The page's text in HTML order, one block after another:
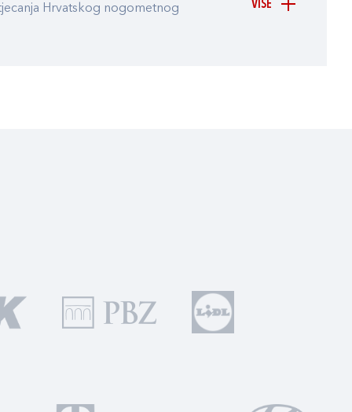
VIŠE
Hrvatskog nogometnog